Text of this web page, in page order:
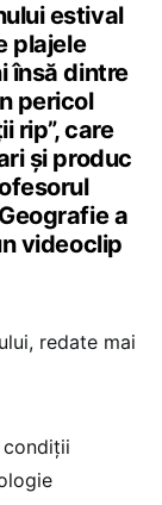
estival
plajele
însă dintre
pericol
rip”, care
și produc
a
videoclip
redate mai
condiții